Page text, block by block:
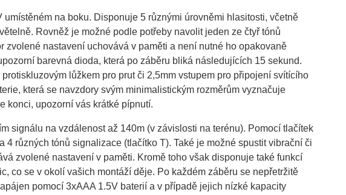
na boku. Disponuje 5 různými úrovněmi hlasitosti, včetně
Rovněž je možné podle potřeby navolit jeden ze čtyř tónů
zvolené nastavení uchovává v paměti a není nutné ho opakovaně
barevná dioda, která po záběru bliká následujících 15 sekund.
lůžkem pro prut či 2,5mm vstupem pro připojení svítícího
která se navzdory svým minimalistickým rozměrům vyznačuje
konci, upozorní vás krátké pípnutí.
signálu na vzdálenost až 140m (v závislosti na terénu). Pomocí tlačítek
různých tónů signalizace (tlačítko T). Také je možné spustit vibrační či
zvolené nastavení v paměti. Kromě toho však disponuje také funkcí
co se v okolí vašich montáží děje. Po každém záběru se nepřetržitě
pomocí 3xAAA 1.5V baterií a v případě jejich nízké kapacity